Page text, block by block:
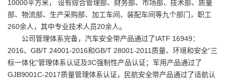
10000平方米， 设有综合管理部、财务部、市场部、技术部、质量
部、物流部、生产采购部、加工车间、装配车间等九个部门，职工
260余人，其中专业技术人员20余人。
公司管理体系完备，汽车安全带产品通过了IATF 16949：
2016、GB/T 24001-2016和GB/T 28001-2011质量、环境和安全“三
标一体化”管理体系认证及3C强制性产品认证；军用产品通过了
GJB9001C-2017质量管理体系认证，民航安全带产品通过了适航认